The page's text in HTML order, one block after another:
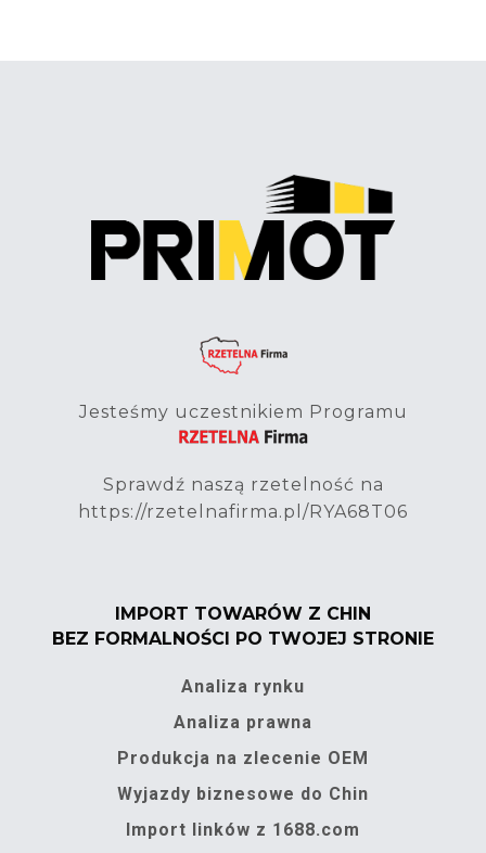
Jesteśmy uczestnikiem Programu
Sprawdź naszą rzetelność na
https://rzetelnafirma.pl/RYA68T06
IMPORT TOWARÓW Z CHIN
BEZ FORMALNOŚCI PO TWOJEJ STRONIE
Analiza rynku
Analiza prawna
Produkcja na zlecenie OEM
Wyjazdy biznesowe do Chin
Import linków z 1688.com